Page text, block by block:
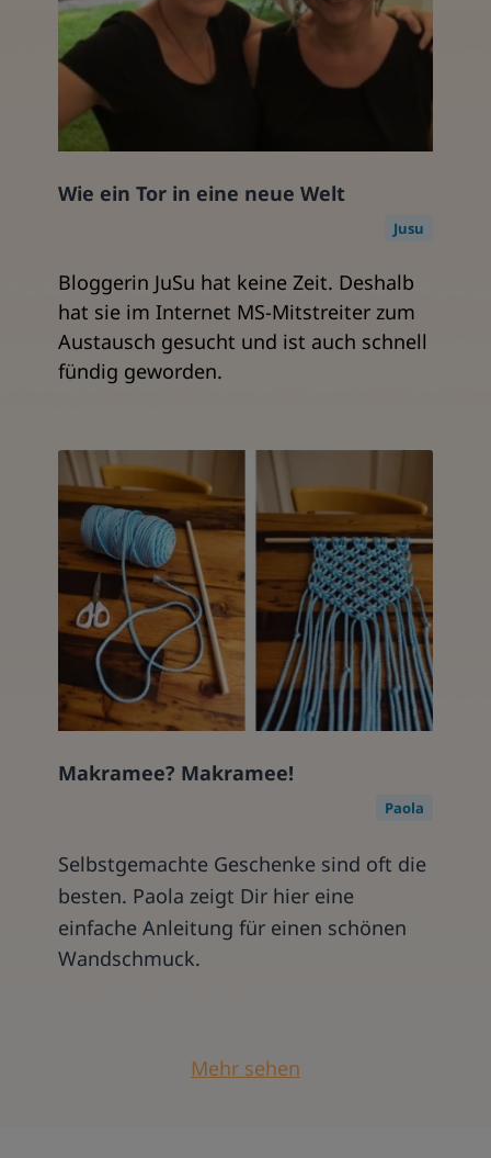
Wie ein Tor in eine neue Welt
Jusu
Bloggerin JuSu hat keine Zeit. Deshalb
hat sie im Internet MS-Mitstreiter zum
Austausch gesucht und ist auch schnell
fündig geworden.
Makramee? Makramee!
Paola
Selbstgemachte Geschenke sind oft die
besten. Paola zeigt Dir hier eine
einfache Anleitung für einen schönen
Wandschmuck.
Mehr sehen